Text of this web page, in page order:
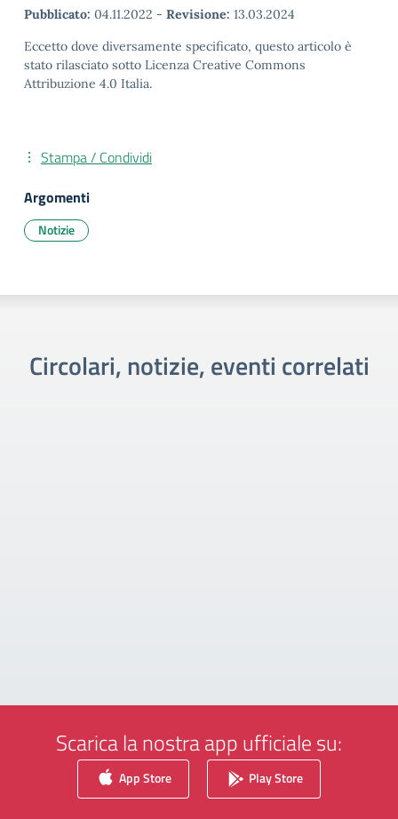
Pubblicato: 04.11.2022 - Revisione: 13.03.2024
Eccetto dove diversamente specificato, questo articolo è
stato rilasciato sotto Licenza Creative Commons
Attribuzione 4.0 Italia.
Stampa / Condividi
Argomenti
Notizie
Circolari, notizie, eventi correlati
Scarica la nostra app ufficiale su:
App Store Play Store